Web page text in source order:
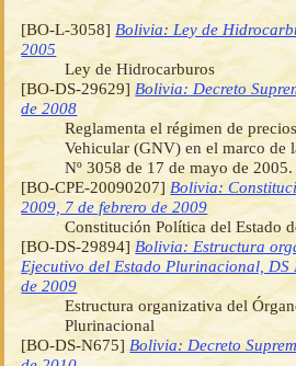
[BO-L-3058] Bolivia: Ley de
2005
Ley de Hidrocarburos
[BO-DS-29629] Bolivia: Decreto
de 2008
Reglamenta el régimen de
Vehicular (GNV) en el marco de
Nº 3058 de 17 de mayo de 2005.
[BO-CPE-20090207] Bolivia:
2009, 7 de febrero de 2009
Constitución Política del Estado
[BO-DS-29894] Bolivia: Estructura
Ejecutivo del Estado Plurinacional, DS
de 2009
Estructura organizativa del
Plurinacional
[BO-DS-N675] Bolivia: Decreto